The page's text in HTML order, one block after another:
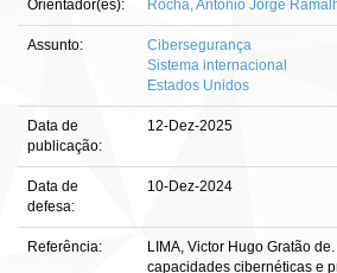
Orientador(es): Rocha, Antônio Jorge
Assunto:
Cibersegurança
Sistema internacional
Estados Unidos
Data de
publicação:
12-Dez-2025
Data de
defesa:
10-Dez-2024
Referência:
LIMA, Victor Hugo Gratão
capacidades cibernéticas e